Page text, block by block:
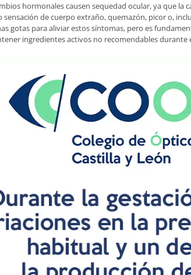
hormonales causen sequedad ocular, ya que la
de cuerpo extraño, quemazón, picor o,
gotas para aliviar estos síntomas, pero es
ingredientes activos no recomendables durante